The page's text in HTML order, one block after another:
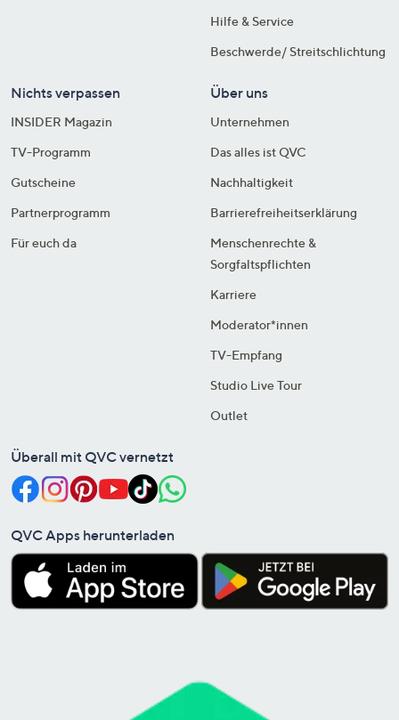
Hilfe & Service
Beschwerde/ Streitschlichtung
Nichts verpassen
INSIDER Magazin
TV-Programm
Gutscheine
Partnerprogramm
Für euch da
Über uns
Unternehmen
Das alles ist QVC
Nachhaltigkeit
Barrierefreiheitserklärung
Menschenrechte &
Sorgfaltspflichten
Karriere
Moderator*innen
TV-Empfang
Studio Live Tour
Outlet
Überall mit QVC vernetzt
QVC Apps herunterladen